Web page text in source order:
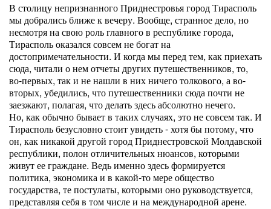
В столицу непризнанного Приднестровья город Тирасполь
мы добрались ближе к вечеру. Вообще, странное дело, но
несмотря на свою роль главного в республике города,
Тирасполь оказался совсем не богат на
достопримечательности. И когда мы перед тем, как приехать
сюда, читали о нем отчеты других путешественников, то,
во-первых, так и не нашли в них ничего толкового, а во-
вторых, убедились, что путешественники сюда почти не
заезжают, полагая, что делать здесь абсолютно нечего.
Но, как обычно бывает в таких случаях, это не совсем так. И
Тирасполь безусловно стоит увидеть - хотя бы потому, что
он, как никакой другой город Приднестровской Молдавской
республики, полон отличительных нюансов, которыми
живут ее граждане. Ведь именно здесь формируется
политика, экономика и в какой-то мере общество
государства, те постулаты, которыми оно руководствуется,
представляя себя в том числе и на международной арене.